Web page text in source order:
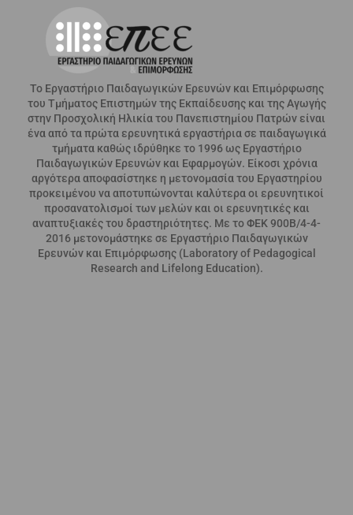
Το Εργαστήριο Παιδαγωγικών Ερευνών και Επιμόρφωσης
του Τμήματος Επιστημών της Εκπαίδευσης και της Αγωγής
στην Προσχολική Ηλικία του Πανεπιστημίου Πατρών είναι
ένα από τα πρώτα ερευνητικά εργαστήρια σε παιδαγωγικά
τμήματα καθώς ιδρύθηκε το 1996 ως Εργαστήριο
Παιδαγωγικών Ερευνών και Εφαρμογών. Είκοσι χρόνια
αργότερα αποφασίστηκε η μετονομασία του Εργαστηρίου
προκειμένου να αποτυπώνονται καλύτερα οι ερευνητικοί
προσανατολισμοί των μελών και οι ερευνητικές και
αναπτυξιακές του δραστηριότητες. Με το ΦΕΚ 900Β/4-4-
2016 μετονομάστηκε σε Εργαστήριο Παιδαγωγικών
Ερευνών και Επιμόρφωσης (Laboratory of Pedagogical
Research and Lifelong Education).